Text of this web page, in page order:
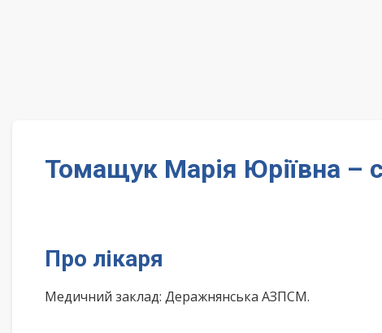
Томащук Марія Юріївна –
Про лікаря
Медичний заклад: Деражнянська АЗПСМ.